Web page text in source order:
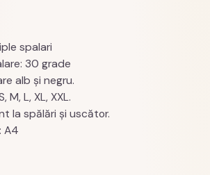
spalari
30 grade
alb şi negru.
M, L, XL, XXL.
la spălări şi uscător.
A4